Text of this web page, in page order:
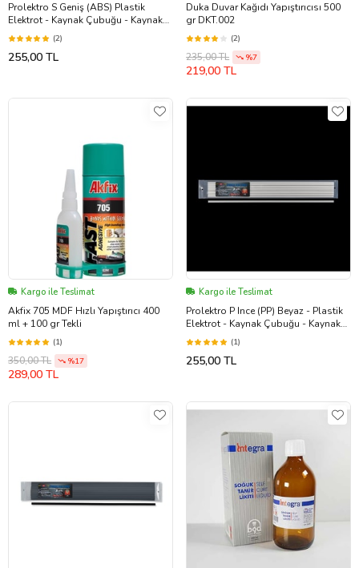
Prolektro S Geniş (ABS) Plastik
Elektrot - Kaynak Çubuğu - Kaynak
Teli
(2)
255,00 TL
Duka Duvar Kağıdı Yapıştırıcısı 500
gr DKT.002
(2)
235,00 TL %7
219,00 TL
Kargo ile Teslimat
Akfix 705 MDF Hızlı Yapıştırıcı 400
ml + 100 gr Tekli
(1)
350,00 TL %17
289,00 TL
Kargo ile Teslimat
Prolektro P Ince (PP) Beyaz - Plastik
Elektrot - Kaynak Çubuğu - Kaynak
Teli
(1)
255,00 TL